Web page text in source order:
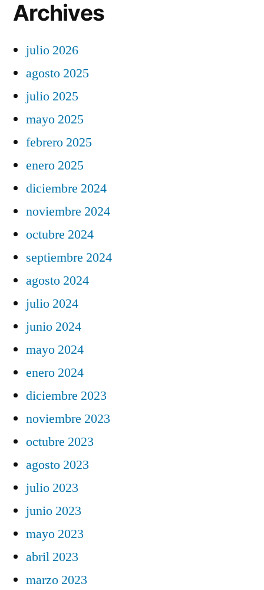
Archives
julio 2026
agosto 2025
julio 2025
mayo 2025
febrero 2025
enero 2025
diciembre 2024
noviembre 2024
octubre 2024
septiembre 2024
agosto 2024
julio 2024
junio 2024
mayo 2024
enero 2024
diciembre 2023
noviembre 2023
octubre 2023
agosto 2023
julio 2023
junio 2023
mayo 2023
abril 2023
marzo 2023